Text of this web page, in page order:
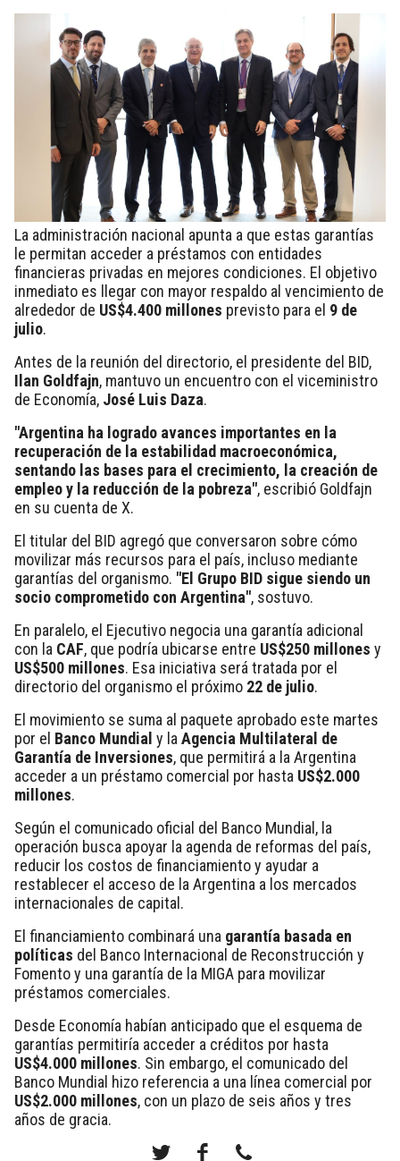
La administración nacional apunta a que estas garantías
le permitan acceder a préstamos con entidades
financieras privadas en mejores condiciones. El objetivo
inmediato es llegar con mayor respaldo al vencimiento de
alrededor de US$4.400 millones previsto para el 9 de
julio.
Antes de la reunión del directorio, el presidente del BID,
Ilan Goldfajn, mantuvo un encuentro con el viceministro
de Economía, José Luis Daza.
"Argentina ha logrado avances importantes en la
recuperación de la estabilidad macroeconómica,
sentando las bases para el crecimiento, la creación de
empleo y la reducción de la pobreza", escribió Goldfajn
en su cuenta de X.
El titular del BID agregó que conversaron sobre cómo
movilizar más recursos para el país, incluso mediante
garantías del organismo. "El Grupo BID sigue siendo un
socio comprometido con Argentina", sostuvo.
En paralelo, el Ejecutivo negocia una garantía adicional
con la CAF, que podría ubicarse entre US$250 millones y
US$500 millones. Esa iniciativa será tratada por el
directorio del organismo el próximo 22 de julio.
El movimiento se suma al paquete aprobado este martes
por el Banco Mundial y la Agencia Multilateral de
Garantía de Inversiones, que permitirá a la Argentina
acceder a un préstamo comercial por hasta US$2.000
millones.
Según el comunicado oficial del Banco Mundial, la
operación busca apoyar la agenda de reformas del país,
reducir los costos de financiamiento y ayudar a
restablecer el acceso de la Argentina a los mercados
internacionales de capital.
El financiamiento combinará una garantía basada en
políticas del Banco Internacional de Reconstrucción y
Fomento y una garantía de la MIGA para movilizar
préstamos comerciales.
Desde Economía habían anticipado que el esquema de
garantías permitiría acceder a créditos por hasta
US$4.000 millones. Sin embargo, el comunicado del
Banco Mundial hizo referencia a una línea comercial por
US$2.000 millones, con un plazo de seis años y tres
años de gracia.